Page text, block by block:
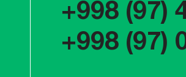
+998 (97)
+998 (97)